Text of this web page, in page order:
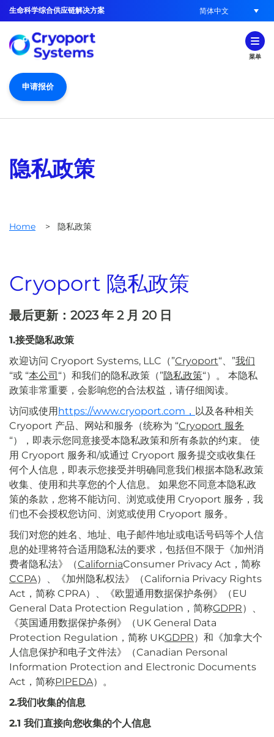
生命科学综合供应链解决方案 简体中文
菜单
申请报价
隐私政策
Home > 隐私政策
Cryoport 隐私政策
最后更新：2023 年 2 月 20 日
1.接受隐私政策
欢迎访问 Cryoport Systems, LLC（”Cryoport“、”我们
“或 “本公司“）和我们的隐私政策（”隐私政策“）。 本隐私
政策非常重要，会影响您的合法权益，请仔细阅读。
访问或使用https://www.cryoport.com， 以及各种相关
Cryoport 产品、网站和服务（统称为 “Cryoport 服务
“），即表示您同意接受本隐私政策和所有条款的约束。 使
用 Cryoport 服务和/或通过 Cryoport 服务提交或收集任
何个人信息，即表示您接受并明确同意我们根据本隐私政策
收集、使用和共享您的个人信息。 如果您不同意本隐私政
策的条款，您将不能访问、浏览或使用 Cryoport 服务，我
们也不会授权您访问、浏览或使用 Cryoport 服务。
我们对您的姓名、地址、电子邮件地址或电话号码等个人信
息的处理将符合适用隐私法的要求，包括但不限于《加州消
费者隐私法》（CaliforniaConsumer Privacy Act，简称
CCPA）、《加州隐私权法》（California Privacy Rights
Act，简称 CPRA）、《欧盟通用数据保护条例》（EU
General Data Protection Regulation，简称GDPR）、
《英国通用数据保护条例》（UK General Data
Protection Regulation，简称 UKGDPR）和《加拿大个
人信息保护和电子文件法》（Canadian Personal
Information Protection and Electronic Documents
Act，简称PIPEDA）。
2.我们收集的信息
2.1 我们直接向您收集的个人信息